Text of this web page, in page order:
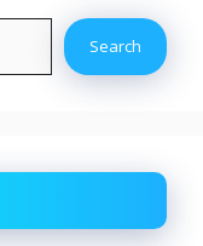
Search